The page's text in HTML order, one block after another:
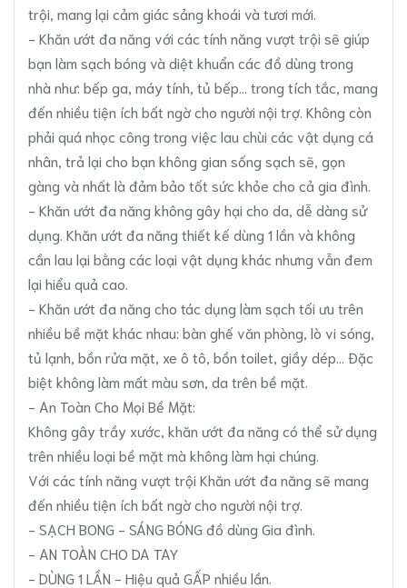
trội, mang lại cảm giác sảng khoái và tươi mới.
- Khăn ướt đa năng với các tính năng vượt trội sẽ giúp
bạn làm sạch bóng và diệt khuẩn các đồ dùng trong
nhà như: bếp ga, máy tính, tủ bếp... trong tích tắc, mang
đến nhiều tiện ích bất ngờ cho người nội trợ. Không còn
phải quá nhọc công trong việc lau chùi các vật dụng cá
nhân, trả lại cho bạn không gian sống sạch sẽ, gọn
gàng và nhất là đảm bảo tốt sức khỏe cho cả gia đình.
- Khăn ướt đa năng không gây hại cho da, dễ dàng sử
dụng. Khăn ướt đa năng thiết kế dùng 1 lần và không
cần lau lại bằng các loại vật dụng khác nhưng vẫn đem
lại hiểu quả cao.
- Khăn ướt đa năng cho tác dụng làm sạch tối ưu trên
nhiều bề mặt khác nhau: bàn ghế văn phòng, lò vi sóng,
tủ lạnh, bồn rửa mặt, xe ô tô, bồn toilet, giầy dép… Đặc
biệt không làm mất màu sơn, da trên bề mặt.
- An Toàn Cho Mọi Bề Mặt:
Không gây trầy xước, khăn ướt đa năng có thể sử dụng
trên nhiều loại bề mặt mà không làm hại chúng.
Với các tính năng vượt trội Khăn ướt đa năng sẽ mang
đến nhiều tiện ích bất ngờ cho người nội trợ.
- SẠCH BONG - SÁNG BÓNG đồ dùng Gia đình.
- AN TOÀN CHO DA TAY
- DÙNG 1 LẦN - Hiệu quả GẤP nhiều lần.